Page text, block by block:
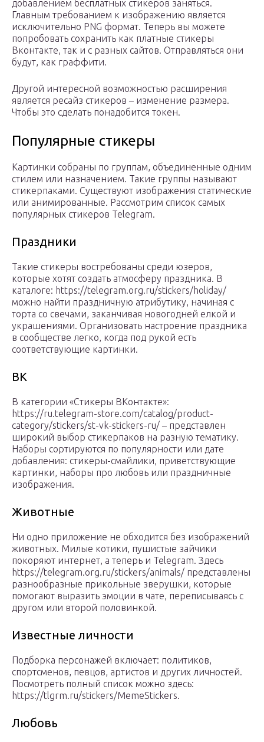
добавлением бесплатных стикеров заняться.
Главным требованием к изображению является
исключительно PNG формат. Теперь вы можете
попробовать сохранить как платные стикеры
Вконтакте, так и с разных сайтов. Отправляться они
будут, как граффити.
Другой интересной возможностью расширения
является ресайз стикеров – изменение размера.
Чтобы это сделать понадобится токен.
Популярные стикеры
Картинки собраны по группам, объединенные одним
стилем или назначением. Такие группы называют
стикерпаками. Существуют изображения статические
или анимированные. Рассмотрим список самых
популярных стикеров Telegram.
Праздники
Такие стикеры востребованы среди юзеров,
которые хотят создать атмосферу праздника. В
каталоге: https://telegram.org.ru/stickers/holiday/
можно найти праздничную атрибутику, начиная с
торта со свечами, заканчивая новогодней елкой и
украшениями. Организовать настроение праздника
в сообществе легко, когда под рукой есть
соответствующие картинки.
ВК
В категории «Стикеры ВКонтакте»:
https://ru.telegram-store.com/catalog/product-
category/stickers/st-vk-stickers-ru/ – представлен
широкий выбор стикерпаков на разную тематику.
Наборы сортируются по популярности или дате
добавления: стикеры-смайлики, приветствующие
картинки, наборы про любовь или праздничные
изображения.
Животные
Ни одно приложение не обходится без изображений
животных. Милые котики, пушистые зайчики
покоряют интернет, а теперь и Telegram. Здесь
https://telegram.org.ru/stickers/animals/ представлены
разнообразные прикольные зверушки, которые
помогают выразить эмоции в чате, переписываясь с
другом или второй половинкой.
Известные личности
Подборка персонажей включает: политиков,
спортсменов, певцов, артистов и других личностей.
Посмотреть полный список можно здесь:
https://tlgrm.ru/stickers/MemeStickers.
Любовь